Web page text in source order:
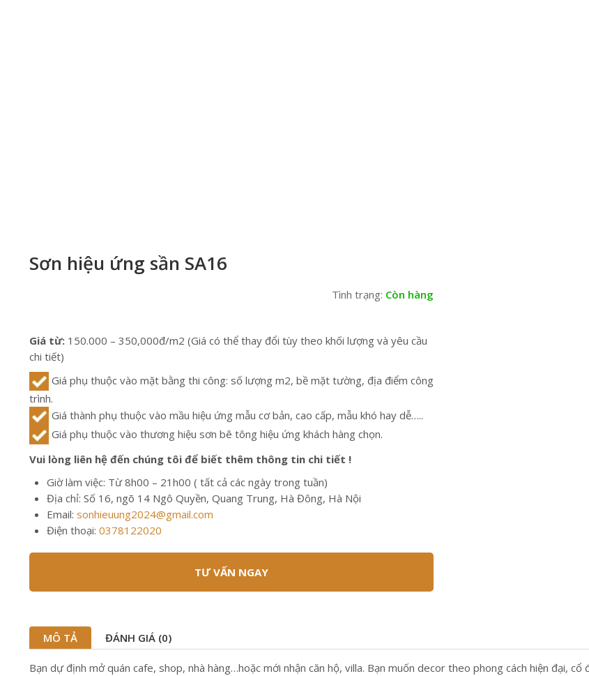
Sơn hiệu ứng sần SA16
Tình trạng: Còn hàng
Giá từ: 150.000 – 350,000đ/m2 (Giá có thể thay đổi tùy theo khối lượng và yêu cầu
chi tiết)
Giá phụ thuộc vào mặt bằng thi công: số lượng m2, bề mặt tường, địa điểm công
trình.
Giá thành phụ thuộc vào mầu hiệu ứng mẫu cơ bản, cao cấp, mẫu khó hay dễ…..
Giá phụ thuộc vào thương hiệu sơn bê tông hiệu ứng khách hàng chọn.
Vui lòng liên hệ đến chúng tôi để biết thêm thông tin chi tiết !
Giờ làm việc: Từ 8h00 – 21h00 ( tất cả các ngày trong tuần)
Địa chỉ: Số 16, ngõ 14 Ngô Quyền, Quang Trung, Hà Đông, Hà Nội
Email: sonhieuung2024@gmail.com
Điện thoại: 0378122020
TƯ VẤN NGAY
MÔ TẢ ĐÁNH GIÁ (0)
Bạn dự định mở quán cafe, shop, nhà hàng…hoặc mới nhận căn hộ, villa. Bạn muốn decor theo phong cách hiện đại,